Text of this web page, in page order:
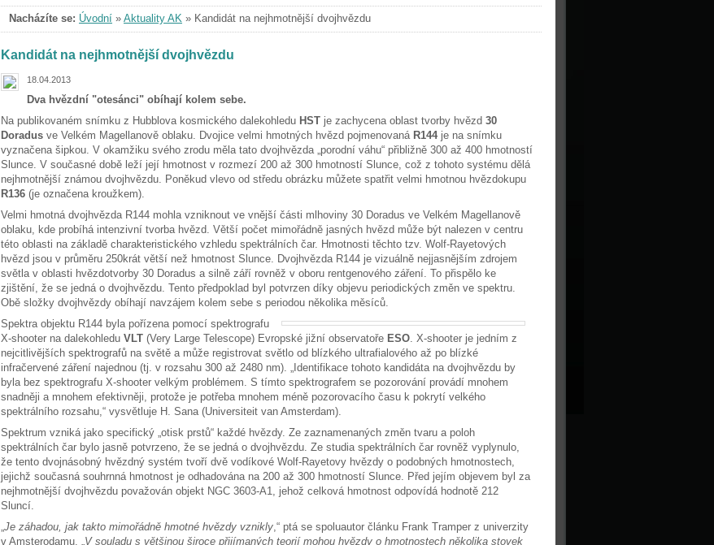
Nacházíte se: Úvodní » Aktuality AK » Kandidát na nejhmotnější dvojhvězdu
Kandidát na nejhmotnější dvojhvězdu
18.04.2013
Dva hvězdní "otesánci" obíhají kolem sebe.
Na publikovaném snímku z Hubblova kosmického dalekohledu HST je zachycena oblast tvorby hvězd 30
Doradus ve Velkém Magellanově oblaku. Dvojice velmi hmotných hvězd pojmenovaná R144je na snímku
vyznačena šipkou. V okamžiku svého zrodu měla tato dvojhvězda „porodní váhu“ přibližně 300 až 400 hmotností
Slunce. V současné době leží její hmotnost v rozmezí 200 až 300 hmotností Slunce, což z tohoto systému dělá
nejhmotnější známou dvojhvězdu. Poněkud vlevo od středu obrázku můžete spatřit velmi hmotnou hvězdokupu
R136 (je označena kroužkem).
Velmi hmotná dvojhvězda R144 mohla vzniknout ve vnější části mlhoviny 30 Doradus ve Velkém Magellanově
oblaku, kde probíhá intenzivní tvorba hvězd. Větší počet mimořádně jasných hvězd může být nalezen v centru
této oblasti na základě charakteristického vzhledu spektrálních čar. Hmotnosti těchto tzv. Wolf-Rayetových
hvězd jsou v průměru 250krát větší než hmotnost Slunce. Dvojhvězda R144 je vizuálně nejjasnějším zdrojem
světla v oblasti hvězdotvorby 30 Doradus a silně září rovněž v oboru rentgenového záření. To přispělo ke
zjištění, že se jedná o dvojhvězdu. Tento předpoklad byl potvrzen díky objevu periodických změn ve spektru.
Obě složky dvojhvězdy obíhají navzájem kolem sebe s periodou několika měsíců.
Spektra objektu R144 byla pořízena pomocí spektrografu
X-shooter na dalekohledu VLT (Very Large Telescope) Evropské jižní observatoře ESO. X-shooter je jedním z
nejcitlivějších spektrografů na světě a může registrovat světlo od blízkého ultrafialového až po blízké
infračervené záření najednou (tj. v rozsahu 300 až 2480 nm). „Identifikace tohoto kandidáta na dvojhvězdu by
byla bez spektrografu X-shooter velkým problémem. S tímto spektrografem se pozorování provádí mnohem
snadněji a mnohem efektivněji, protože je potřeba mnohem méně pozorovacího času k pokrytí velkého
spektrálního rozsahu,“ vysvětluje H. Sana (Universiteit van Amsterdam).
Spektrum vzniká jako specifický „otisk prstů“ každé hvězdy. Ze zaznamenaných změn tvaru a poloh
spektrálních čar bylo jasně potvrzeno, že se jedná o dvojhvězdu. Ze studia spektrálních čar rovněž vyplynulo,
že tento dvojnásobný hvězdný systém tvoří dvě vodíkové Wolf-Rayetovy hvězdy o podobných hmotnostech,
jejichž současná souhrnná hmotnost je odhadována na 200 až 300 hmotností Slunce. Před jejím objevem byl za
nejhmotnější dvojhvězdu považován objekt NGC 3603-A1, jehož celková hmotnost odpovídá hodnotě 212
Sluncí.
„Je záhadou, jak takto mimořádně hmotné hvězdy vznikly,“ ptá se spoluautor článku Frank Tramper z univerzity
v Amsterodamu. „V souladu s většinou široce přijímaných teorií mohou hvězdy o hmotnostech několika stovek